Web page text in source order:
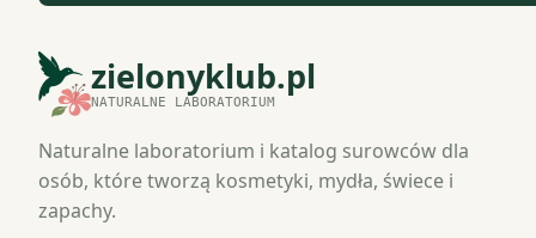
zielonyklub.pl
NATURALNE LABORATORIUM
Naturalne laboratorium i katalog surowców dla
osób, które tworzą kosmetyki, mydła, świece i
zapachy.